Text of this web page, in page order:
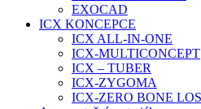
EXOCAD
ICX KONCEPCE
ICX ALL-IN-ONE
ICX-MULTICONCEPT
ICX – TUBER
ICX-ZYGOMA
ICX-ZERO BONE